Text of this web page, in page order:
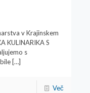
v Krajinskem
KULINARIKA S
s
[…]
Več